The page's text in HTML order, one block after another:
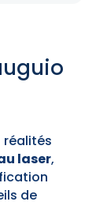
réalités
laser,
de